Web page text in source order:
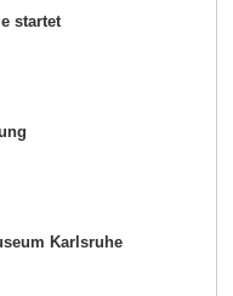
startet
Karlsruhe